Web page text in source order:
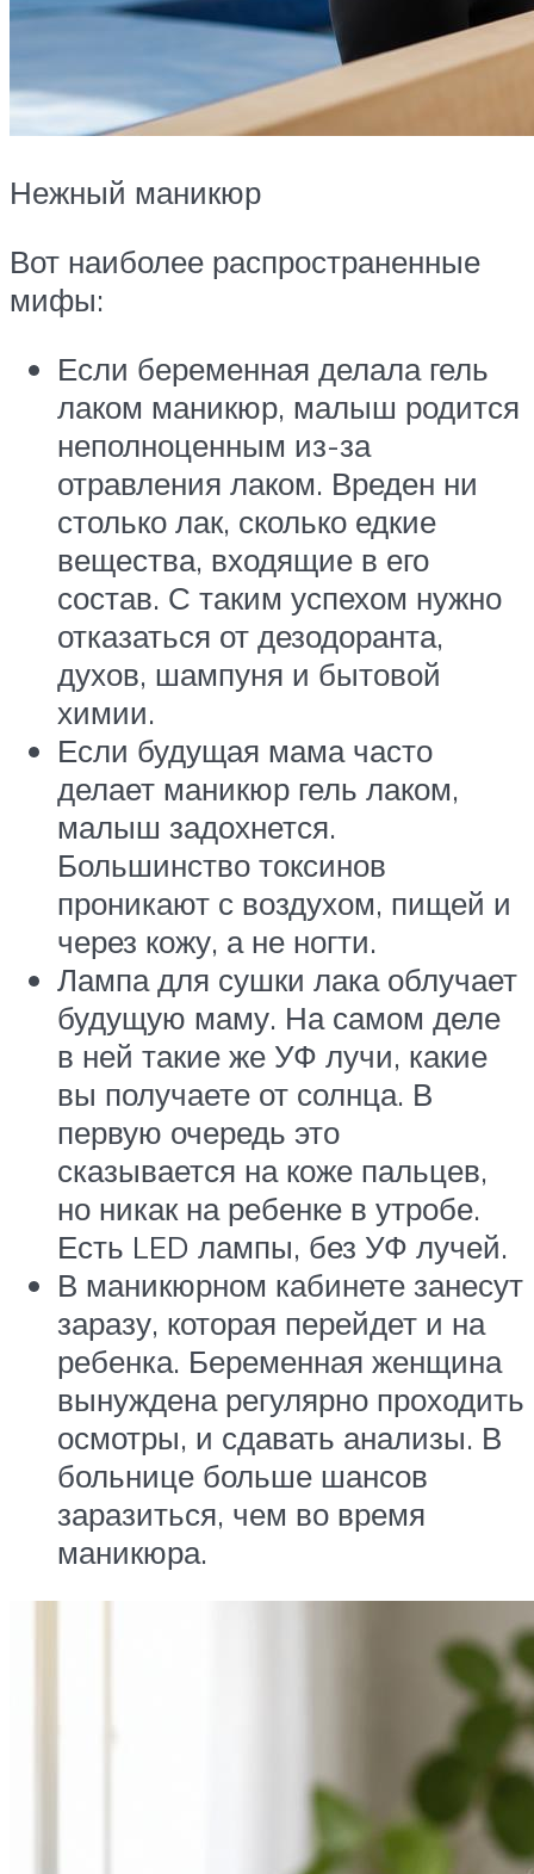
Нежный маникюр
Вот наиболее распространенные
мифы:
Если беременная делала гель
лаком маникюр, малыш родится
неполноценным из-за
отравления лаком. Вреден ни
столько лак, сколько едкие
вещества, входящие в его
состав. С таким успехом нужно
отказаться от дезодоранта,
духов, шампуня и бытовой
химии.
Если будущая мама часто
делает маникюр гель лаком,
малыш задохнется.
Большинство токсинов
проникают с воздухом, пищей и
через кожу, а не ногти.
Лампа для сушки лака облучает
будущую маму. На самом деле
в ней такие же УФ лучи, какие
вы получаете от солнца. В
первую очередь это
сказывается на коже пальцев,
но никак на ребенке в утробе.
Есть LED лампы, без УФ лучей.
В маникюрном кабинете занесут
заразу, которая перейдет и на
ребенка. Беременная женщина
вынуждена регулярно проходить
осмотры, и сдавать анализы. В
больнице больше шансов
заразиться, чем во время
маникюра.